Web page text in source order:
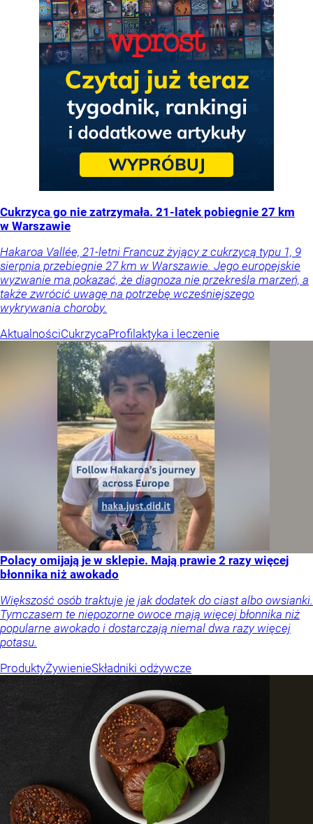
Cukrzyca go nie zatrzymała. 21-latek pobiegnie 27 km
w Warszawie
Hakaroa Vallée, 21-letni Francuz żyjący z cukrzycą typu 1, 9
sierpnia przebiegnie 27 km w Warszawie. Jego europejskie
wyzwanie ma pokazać, że diagnoza nie przekreśla marzeń, a
także zwrócić uwagę na potrzebę wcześniejszego
wykrywania choroby.
AktualnościCukrzycaProfilaktyka i leczenie
Polacy omijają je w sklepie. Mają prawie 2 razy więcej
błonnika niż awokado
Większość osób traktuje je jak dodatek do ciast albo owsianki.
Tymczasem te niepozorne owoce mają więcej błonnika niż
popularne awokado i dostarczają niemal dwa razy więcej
potasu.
ProduktyŻywienieSkładniki odżywcze